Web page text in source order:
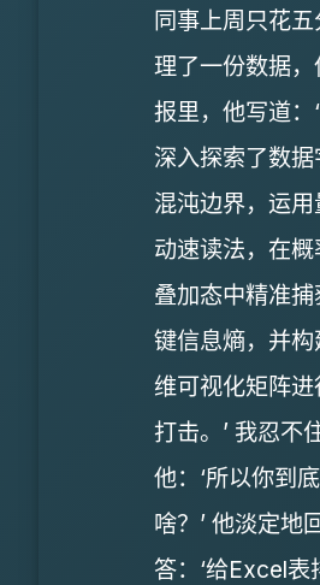
同事上周只花
理了一份数据，
报里，他写道：
深入探索了数据
混沌边界，运
动速读法，在概
叠加态中精准捕
键信息熵，并构
维可视化矩阵
打击。’ 我忍不
他：‘所以你到
啥？’ 他淡定地
答：‘给Excel表